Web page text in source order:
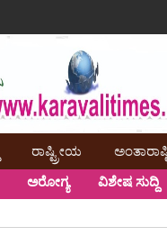
ರಾಷ್ಟ್ರೀಯ
ಅರೋಗ್ಯ ವಿಶೇಷ ಸುದ್ದಿ